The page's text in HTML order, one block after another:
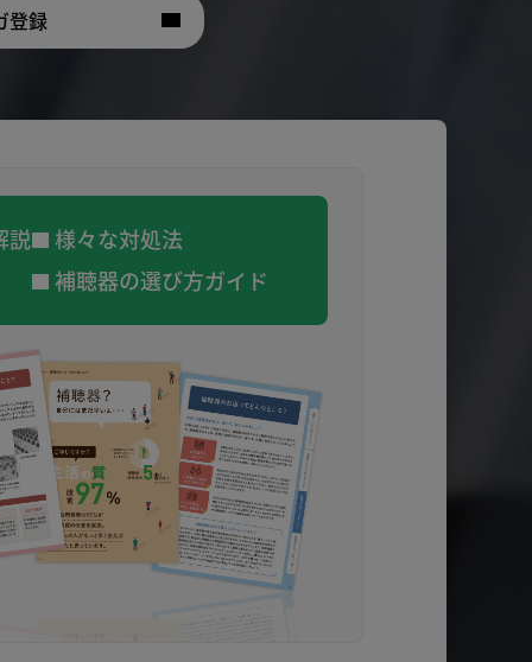
登録
説
様々な対処法
補聴器の選び方ガイド